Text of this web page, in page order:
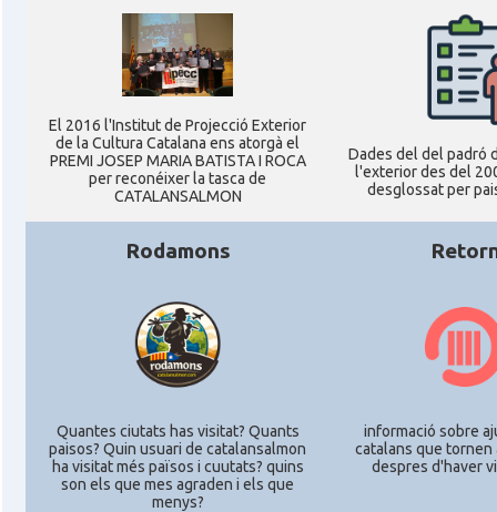
El 2016 l'Institut de Projecció Exterior
de la Cultura Catalana ens atorgà el
PREMI JOSEP MARIA BATISTA I ROCA
per reconéixer la tasca de
CATALANSALMON
Dades del del padró
l'exterior des del
desglossat per
Rodamons
Quantes ciutats has visitat? Quants
paisos? Quin usuari de catalansalmon
ha visitat més països i cuutats? quins
son els que mes agraden i els que
menys?
informació sobre
catalans que tornen
despres d'haver